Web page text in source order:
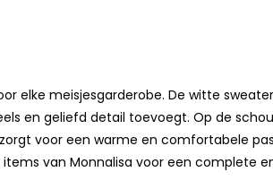
elke meisjesgarderobe. De witte
en geliefd detail toevoegt. Op de
voor een warme en comfortabele
van Monnalisa voor een complete